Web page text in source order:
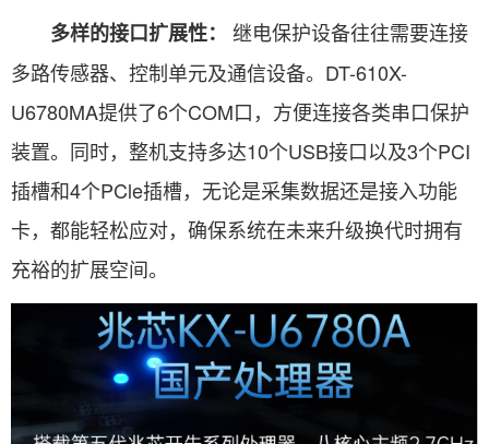
多样的接口扩展性：
继电保护设备往往需要连接
多路传感器、控制单元及通信设备。DT-610X-
U6780MA提供了6个COM口，方便连接各类串口保护
装置。同时，整机支持多达10个USB接口以及3个PCI
插槽和4个PCle插槽，无论是采集数据还是接入功能
卡，都能轻松应对，确保系统在未来升级换代时拥有
充裕的扩展空间。